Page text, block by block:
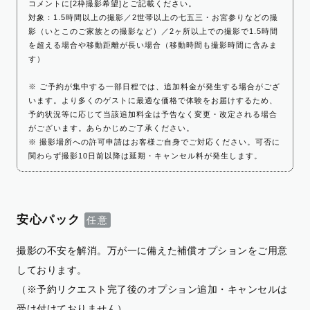
コメントに[2枠撮影希望]とご記載ください。
対象：1.5時間以上の撮影／2世帯以上の七五三・お宮参りなどの撮
影（いとこのご家族との撮影など）／2ヶ所以上での撮影で1.5時間
を超える場合や移動距離が長い場合（移動時間も撮影時間に含みま
す）
※ ご予約が集中する一部日程では、追加料金が発生する場合がござ
います。より多くのゲストに最適な価格で体験をお届けするため、
予約状況等に応じて当該追加料金は予告なく変更・改定される場合
がございます。あらかじめご了承ください。
※ 撮影場所への許可申請はお客様ご自身でご対応ください。可否に
関わらず撮影10日前以降は延期・キャンセル料が発生します。
安心パック
撮影の不安を解消。万が一に備えた補償オプションをご用意
しております。
（※予約リクエスト完了後のオプション追加・キャンセルは